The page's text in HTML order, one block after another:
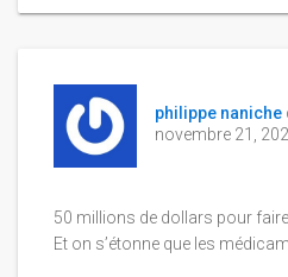
philippe naniche
novembre 21,
50 millions de dollars pour
Et on s’étonne que les